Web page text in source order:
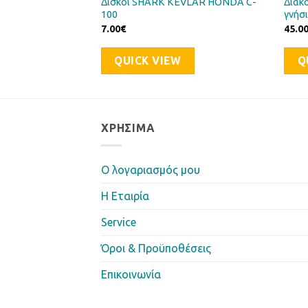
Δίσκοι SHARK KEVLAR HONDA C-
100
7.00€
QUICK VIEW
ΧΡΉΣΙΜΑ
Ο λογαριασμός μου
Η Eταιρία
Service
Όροι & Προϋποθέσεις
Επικοινωνία